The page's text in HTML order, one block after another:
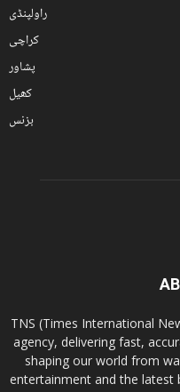
راولپنڈی
کراچی
پشاور
کھیل
بزنس
TNS (Times International
agency, delivering fast,
shaping our world from
entertainment and the latest